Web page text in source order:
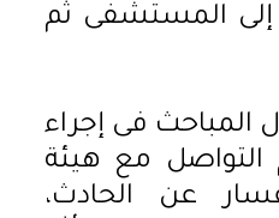
إلى المستشفى ثم
المباحث فى إجراء
التواصل مع هيئة
عن الحادث،